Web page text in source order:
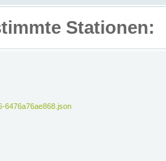
Stationen:
6476a76ae868.json